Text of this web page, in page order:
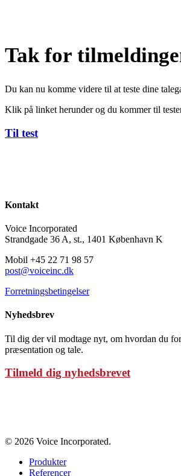
Tak for
Du kan nu komme videre til at teste dine
Klik på linket herunder og du kommer til
Til test
Kontakt
Voice Incorporated
Strandgade 36 A, st., 1401 København K
Mobil +45 22 71 98 57
post@voiceinc.dk
Forretningsbetingelser
Nyhedsbrev
Til dig der vil modtage nyt, om hvordan du
præsentation og tale.
Tilmeld dig nyhedsbrevet
© 2026 Voice Incorporated.
Produkter
Referencer